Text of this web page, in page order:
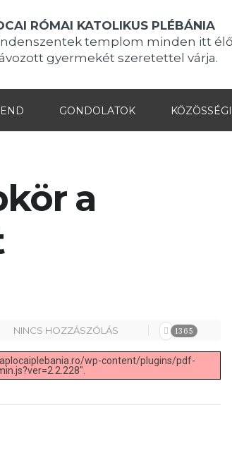
RÓMAI KATOLIKUS PLÉBÁNIA
templom minden itt
gyermekét szeretettel várja.
GONDOLATOK
a
NINCS HOZZÁSZÓLÁS 1365
wp-content/plugins/pdf-